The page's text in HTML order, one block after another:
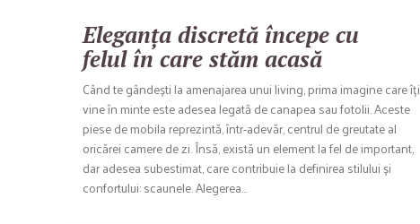
Eleganța discretă începe cu
felul în care stăm acasă
Când te gândești la amenajarea unui living, prima imagine care îți
vine în minte este adesea legată de canapea sau fotolii. Aceste
piese de mobila reprezintă, într-adevăr, centrul de greutate al
oricărei camere de zi. Însă, există un element la fel de important,
dar adesea subestimat, care contribuie la definirea stilului și
confortului: scaunele. Alegerea…